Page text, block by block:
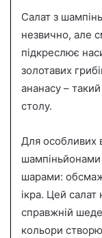
Салат з
незвично, але
підкреслює
золотавих
ананасу –
столу.
Для особливих
шампіньйонами
шарами:
ікра. Цей салат
справжній
кольори